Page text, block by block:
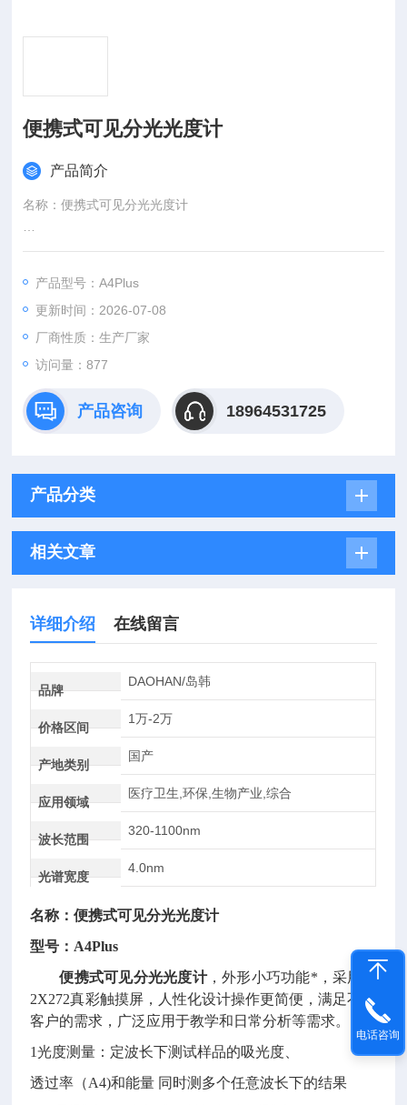
便携式可见分光光度计
产品简介
名称：便携式可见分光光度计
型号：A4Plus
便携式可见分光光度计，外形小巧功能*，采用482X272真彩触
摸屏，人性化设计操作更简便，满足不同客户的需求，广泛应用
于教学和日常分析等需求。
透过率（A4)和能量 同时测多个任意波长下的结果
产品型号：A4Plus
更新时间：2026-07-08
厂商性质：生产厂家
访问量：877
产品咨询 18964531725
产品分类
相关文章
详细介绍 在线留言
品牌
DAOHAN/岛韩
价格区间
1万-2万
产地类别
国产
应用领域
医疗卫生,环保,生物产业,综合
波长范围
320-1100nm
光谱宽度
4.0nm
名称：便携式可见分光光度计
型号： A4Plus
便携式可见分光光度计，外形小巧功能*，采用
48
2X272真彩触摸屏，人性化设计操作更简便，满足不同
客户的需求，广泛应用于教学和日常分析等需求。
1光度测量：定波长下测试样品的吸光度、
透过率（A4)和能量 同时测多个任意波长下的结果
电话咨询